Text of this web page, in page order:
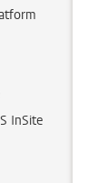
InSite